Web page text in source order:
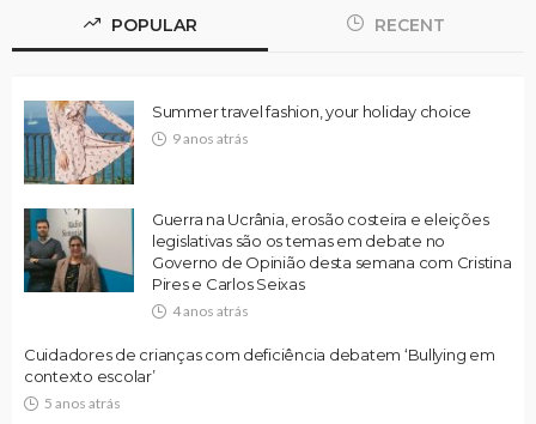
POPULAR RECENT
Summer travel fashion, your holiday choice
9 anos atrás
Guerra na Ucrânia, erosão costeira e eleições
legislativas são os temas em debate no
Governo de Opinião desta semana com Cristina
Pires e Carlos Seixas
4 anos atrás
Cuidadores de crianças com deficiência debatem ‘Bullying em
contexto escolar’
5 anos atrás